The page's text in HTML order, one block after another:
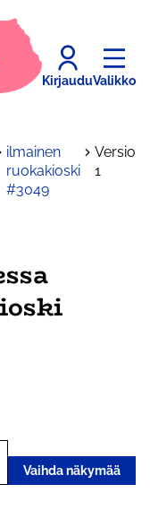
KirjauduValikko
ilmainen
ruokakioski
#3049
Versio
1
Vaihda näkymää